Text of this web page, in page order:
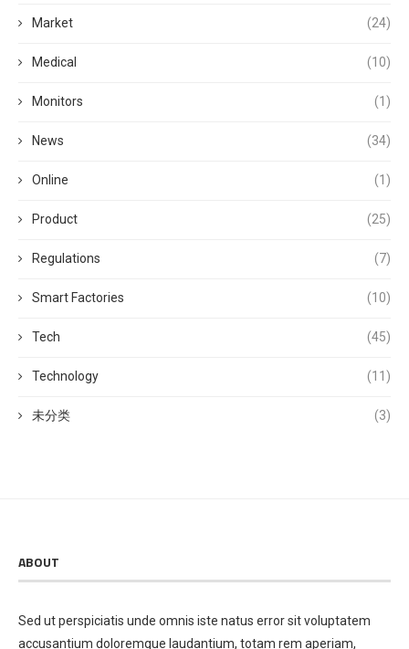
Market (24)
Medical (10)
Monitors (1)
News (34)
Online (1)
Product (25)
Regulations (7)
Smart Factories (10)
Tech (45)
Technology (11)
未分类 (3)
ABOUT
Sed ut perspiciatis unde omnis iste natus error sit voluptatem
accusantium doloremque laudantium, totam rem aperiam,